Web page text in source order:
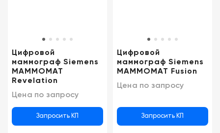
оплата
Карьера
Отзывы
о
товарах
Цифровой
маммограф Siemens
MAMMOMAT
Revelation
Цена по запросу
Запросить КП
Цифровой
маммограф Siemens
MAMMOMAT Fusion
Цена по запросу
Запросить КП